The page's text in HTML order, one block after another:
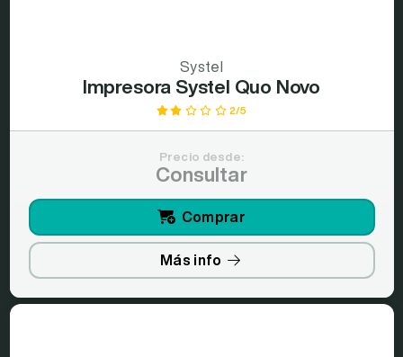
Systel
Impresora Systel Quo Novo
2/5
Precio desde:
Consultar
Comprar
Más info